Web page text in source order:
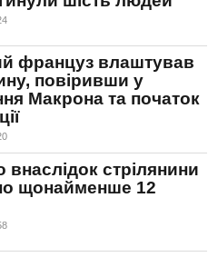
француз влаштував
повіривши у
Макрона та початок
внаслідок стрілянини
щонайменше 12